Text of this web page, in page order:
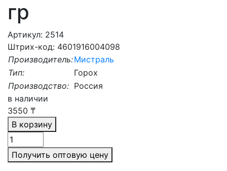
гр
Артикул: 2514
Штрих-код: 4601916004098
Производитель:Мистраль
Тип:
Горох
Производство: Россия
в наличии
3550 ₸
В корзину
Получить оптовую цену